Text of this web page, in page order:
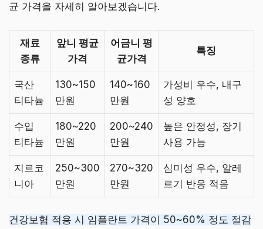
균 가격을 자세히 알아보겠습니다.
재료
종류
앞니 평균
가격
어금니 평
균가격
특징
국산
티타늄
130~150
만원
140~160
만원
가성비 우수, 내구
성 양호
수입
티타늄
180~220
만원
200~240
만원
높은 안정성, 장기
사용 가능
지르코
니아
250~300
만원
270~320
만원
심미성 우수, 알레
르기 반응 적음
건강보험 적용 시 임플란트 가격이 50~60% 정도 절감